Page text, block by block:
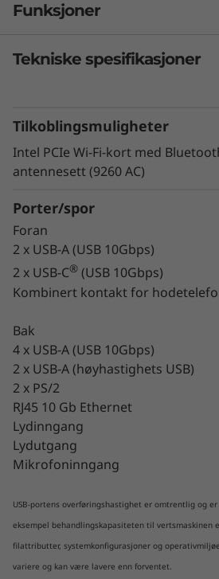
Funksjoner
Uslåelig på kraft
opptil 64 kjerner og 128 tråder
CPU. Enkelt sagt trenger
maskiner vminst to CPU-er for
P620 med AMD Ryzen™
kan gjøre med én.
Svært konfigurerbar
ThinkStation P620
lagrings- og minnekapasitet,
funksjoner for administrering
Tekniske spesifikasjoner
Tilkoblingsmuligheter
Intel PCIe Wi-Fi-kort med
antennesett (9260 AC)
Porter/spor
Foran
2 x USB-A (USB 10Gbps)
2 x USB-C® (USB 10Gbps)
Kombinert kontakt for
Bak
4 x USB-A (USB 10Gbps)
2 x USB-A (høyhastighets USB)
2 x PS/2
RJ45 10 Gb Ethernet
Lydinngang
Lydutgang
Mikrofoninngang
USB-portens overføringshastighet er omtrentlig og
eksempel behandlingskapasiteten til vertsmaskinen
filattributter, systemkonfigurasjoner og
variere og kan være lavere enn forventet.